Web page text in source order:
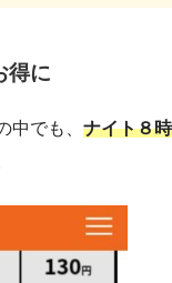
得に
中でも、 ナイト８時